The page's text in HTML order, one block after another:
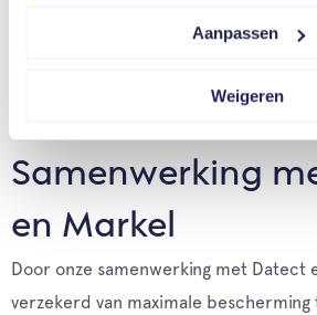
Aanpassen
Weigeren
Samenwerking
en Markel
Door onze samenwerking met Datect
verzekerd van maximale bescherming